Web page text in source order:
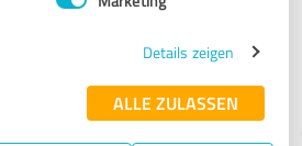
Details zeigen
ALLE ZULASSEN